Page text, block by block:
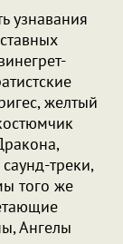
узнавания
желтый
треки,
того же
Ангелы